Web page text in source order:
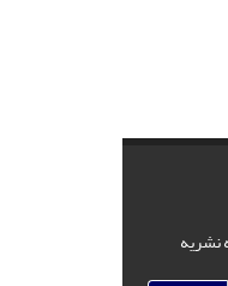
نشریه